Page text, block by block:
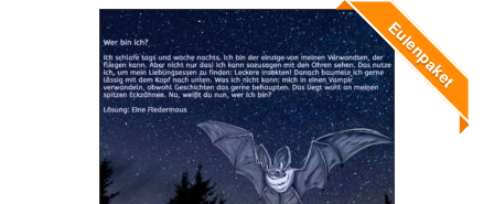
5.00von 5 Eulenpaket